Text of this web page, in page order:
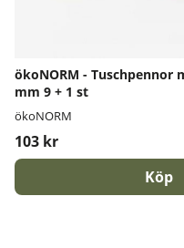
ökoNORM - Tuschpennor
mm 9 + 1 st
ökoNORM
103 kr
Köp